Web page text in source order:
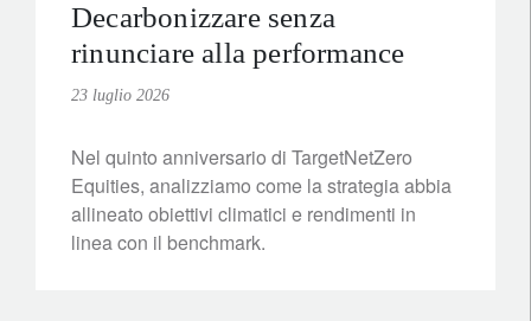
Decarbonizzare senza
rinunciare alla performance
23 luglio 2026
Nel quinto anniversario di TargetNetZero
Equities, analizziamo come la strategia abbia
allineato obiettivi climatici e rendimenti in
linea con il benchmark.